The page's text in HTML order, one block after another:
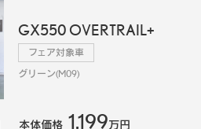
GX550 OVERTRAIL+
フェア対象車
グリーン(M09)
本体価格 1,199万円